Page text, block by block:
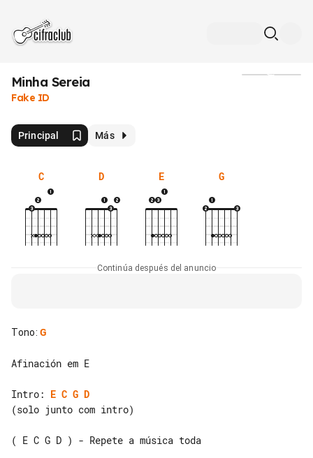
Minha Sereia
Fake ID
Principal Más
C D E G
Continúa después del anuncio
Tono: G
Afinación em E
Intro: E C G D
(solo junto com intro)
( E C G D ) - Repete a música toda